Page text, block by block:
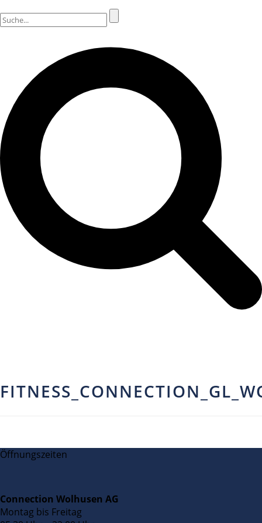
Öffnungszeiten
Connection Wolhusen AG
Montag bis Freitag